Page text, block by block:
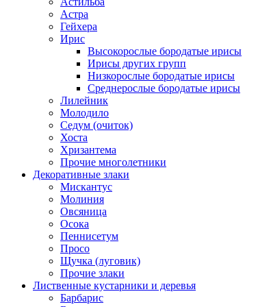
Астра
Гейхера
Ирис
Высокорослые бородатые ирисы
Ирисы других групп
Низкорослые бородатые ирисы
Среднерослые бородатые ирисы
Лилейник
Молодило
Седум (очиток)
Хоста
Хризантема
Прочие многолетники
Декоративные злаки
Мискантус
Молиния
Овсяница
Осока
Пеннисетум
Просо
Щучка (луговик)
Прочие злаки
Лиственные кустарники и деревья
Барбарис